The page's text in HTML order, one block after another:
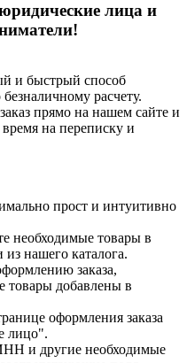
лица и
и быстрый способ
расчету.
прямо на нашем сайте и
время на переписку и
прост и интуитивно
необходимые товары в
нашего каталога.
заказа,
товары добавлены в
оформления заказа
лицо".
и другие необходимые